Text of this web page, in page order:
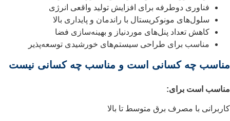
فناوری دوطرفه برای افزایش تولید واقعی انرژی
سلول‌های مونوکریستال با راندمان و پایداری بالا
کاهش تعداد پنل‌های موردنیاز و بهینه‌سازی فضا
مناسب برای طراحی سیستم‌های خورشیدی توسعه‌پذیر
مناسب چه کسانی است و مناسب چه کسانی نیست
مناسب است برای:
کاربرانی با مصرف برق متوسط تا بالا